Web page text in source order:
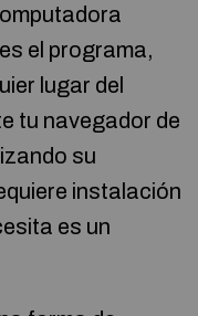
el programa,
lugar del
tu navegador de
su
instalación
es un